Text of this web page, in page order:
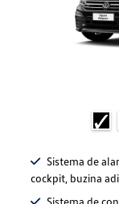
Sistema de
cockpit, buzina
Sistema de